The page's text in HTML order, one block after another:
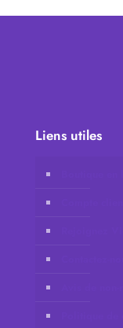
Liens utiles